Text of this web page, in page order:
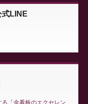
式LINE
「金看板のエクセレン